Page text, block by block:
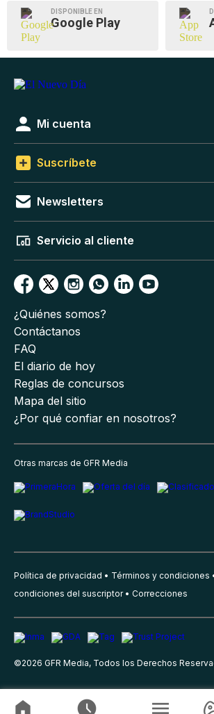
DISPONIBLE EN
Google Play
Mi cuenta
Suscríbete
Newsletters
Servicio al cliente
¿Quiénes somos?
Contáctanos
FAQ
El diario de hoy
Reglas de concursos
Mapa del sitio
¿Por qué confiar en nosotros?
Otras marcas de GFR Media
Política de privacidad Términos y condiciones
condiciones del suscriptor
Correcciones
©2026 GFR Media, Todos los Derechos